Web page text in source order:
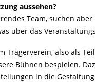
aussehen?
Team, suchen
über das
Trägerverein, also als
Bühnen bespielen.
in die